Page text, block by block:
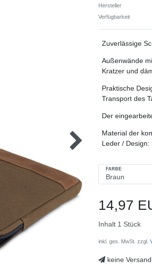
Hersteller
Verfügbarkeit
Zuverlässige
Außenwände
Kratzer und
Praktische
Transport des
Der
Material der
Leder / Design:
FARBE
14,97
Inhalt 1 Stück
inkl. ges. MwSt. zzgl.
keine